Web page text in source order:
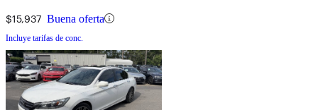
$15,937 Buena oferta
Incluye tarifas de conc.